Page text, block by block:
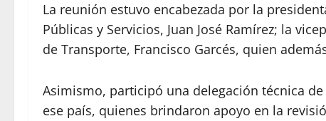
La reunión estuvo encabezada por la
Públicas y Servicios, Juan José Ramírez; la
de Transporte, Francisco Garcés, quien
Asimismo, participó una delegación técnica
ese país, quienes brindaron apoyo en la